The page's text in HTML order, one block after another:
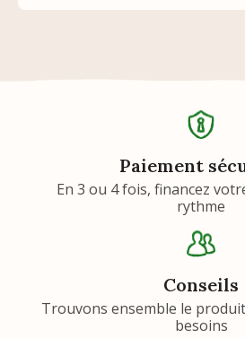
Paiement
En 3 ou 4 fois, financez
rythme
Conseils
Trouvons ensemble le
besoins